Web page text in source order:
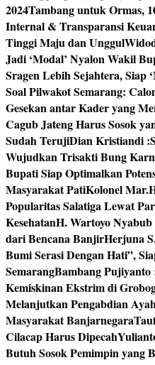
2024Tambang untuk Ormas,
Internal & Transparansi
Tinggi Maju dan Unggul
Jadi ‘Modal’ Nyalon Wakil
Sragen Lebih Sejahtera, Siap
Soal Pilwakot Semarang:
Gesekan antar Kader yang
Cagub Jateng Harus Sosok
Sudah TerujiDian Kristiandi
Wujudkan Trisakti Bung
Bupati Siap Optimalkan
Masyarakat PatiKolonel
Popularitas Salatiga Lewat
KesehatanH. Wartoyo
dari Bencana BanjirHerjuna
Bumi Serasi Dengan Hati”,
SemarangBambang Pujiyanto
Kemiskinan Ekstrim di
Melanjutkan Pengabdian
Masyarakat Banjarnegara
Cilacap Harus Dipecah
Butuh Sosok Pemimpin yang